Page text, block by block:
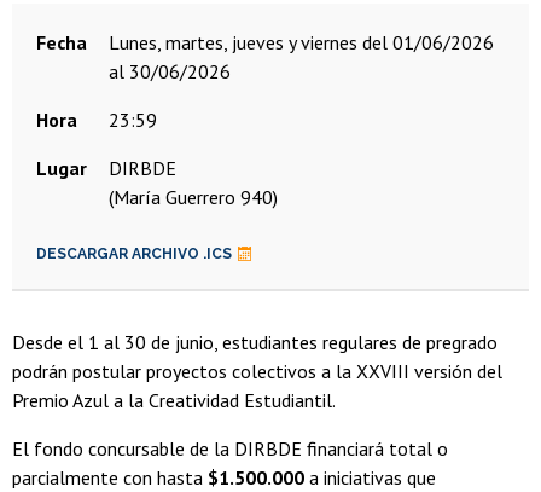
Fecha
lunes, martes, jueves y viernes del 01/06/2026
al 30/06/2026
Hora
23:59
Lugar
DIRBDE
(María Guerrero 940)
DESCARGAR ARCHIVO .ICS
Desde el 1 al 30 de junio, estudiantes regulares de pregrado
podrán postular proyectos colectivos a la XXVIII versión del
Premio Azul a la Creatividad Estudiantil.
El fondo concursable de la DIRBDE financiará total o
parcialmente con hasta $1.500.000 a iniciativas que